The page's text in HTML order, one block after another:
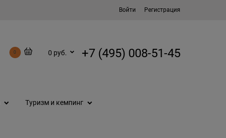
Войти Регистрация
0 0 руб. +7 (495) 008-51-45
Туризм и кемпинг